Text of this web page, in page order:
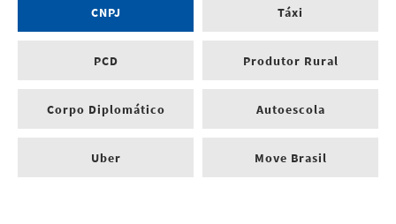
CNPJ Táxi
PCD Produtor Rural
Corpo Diplomático Autoescola
Uber Move Brasil